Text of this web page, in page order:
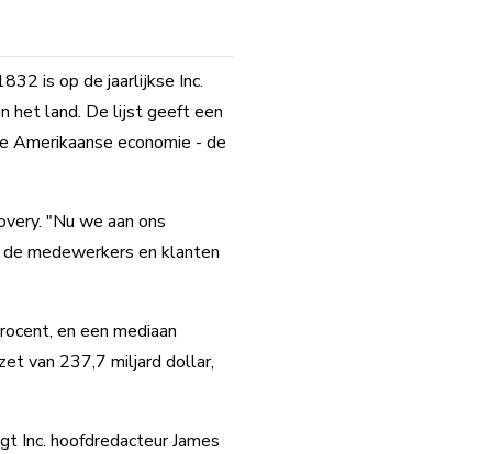
is op de jaarlijkse Inc.
het land. De lijst geeft een
Amerikaanse economie - de
"Nu we aan ons
medewerkers en klanten
en een mediaan
van 237,7 miljard dollar,
Inc. hoofdredacteur James